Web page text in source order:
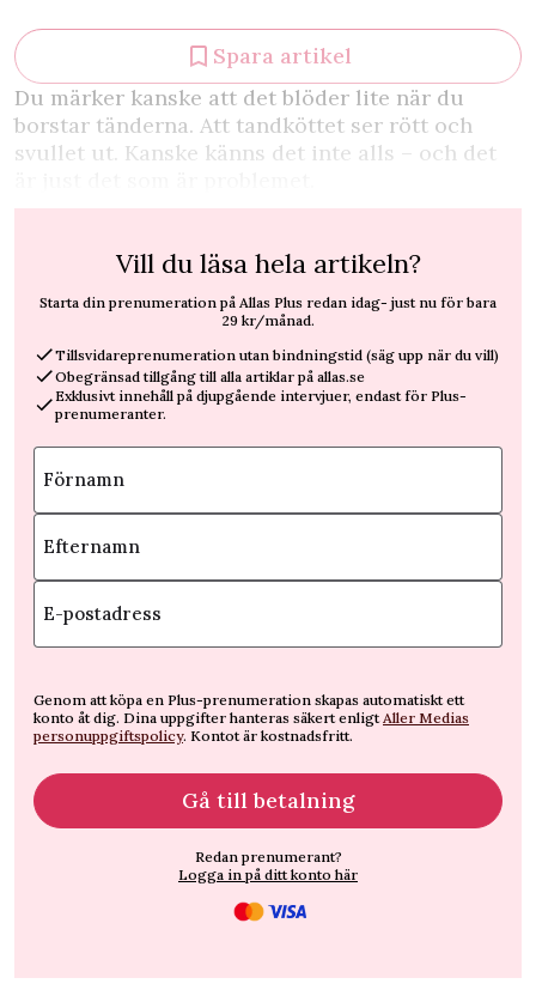
Spara artikel
Du märker kanske att det blöder lite när du
borstar tänderna. Att tandköttet ser rött och
svullet ut. Kanske känns det inte alls – och det
Vill du läsa hela artikeln?
Starta din prenumeration på Allas Plus redan idag- just nu för bara
29 kr/månad.
Tillsvidareprenumeration utan bindningstid (säg upp när du vill)
Obegränsad tillgång till alla artiklar på allas.se
Exklusivt innehåll på djupgående intervjuer, endast för Plus-
prenumeranter.
Förnamn
Efternamn
E-postadress
Genom att köpa en Plus-prenumeration skapas automatiskt ett
konto åt dig. Dina uppgifter hanteras säkert enligt Aller Medias
personuppgiftspolicy. Kontot är kostnadsfritt.
Gå till betalning
Redan prenumerant?
Logga in på ditt konto här